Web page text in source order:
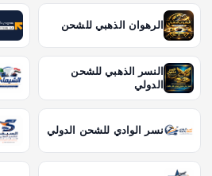
الرهوان الذهبي للشحن
النسر الذهبي للشحن
الدولي
نسر الوادي للشحن الدولي